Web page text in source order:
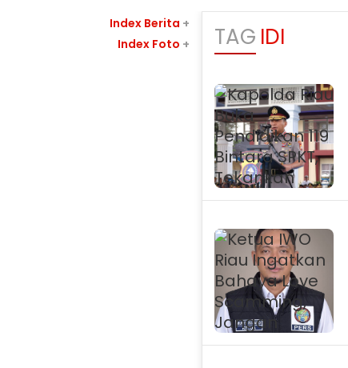
TAG IDI
Index Berita +
Index Foto +